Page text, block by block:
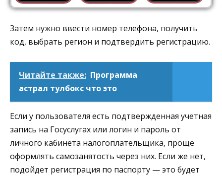
Затем нужно ввести номер телефона, получить
код, выбрать регион и подтвердить регистрацию.
Читайте также: Программа
астрал тулбокс что это
Если у пользователя есть подтвержденная учетная
запись на Госуслугах или логин и пароль от
личного кабинета налогоплательщика, проще
оформлять самозанятость через них. Если же нет,
подойдет регистрация по паспорту — это будет